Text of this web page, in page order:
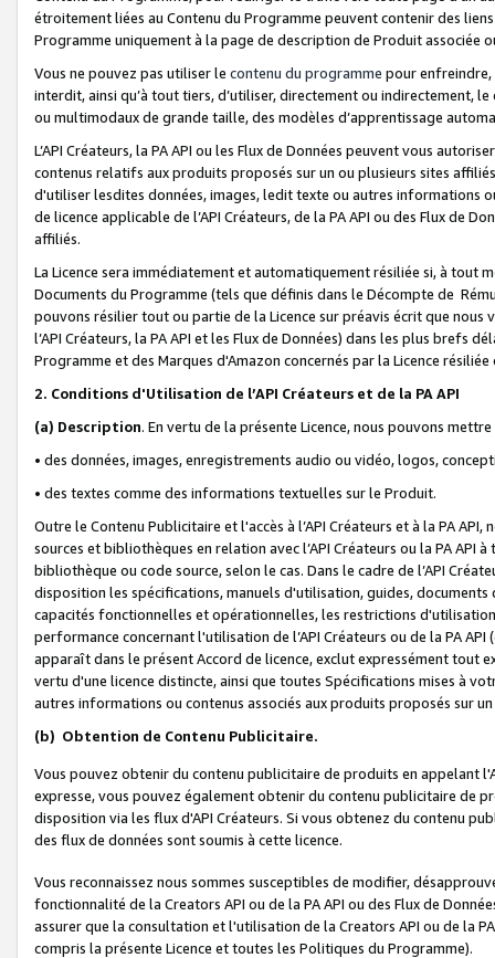
étroitement liées au Contenu du Programme peuvent contenir des
Programme uniquement à la page de description de Produit associée
Vous ne pouvez pas utiliser le contenu du programme pour
interdit, ainsi qu’à tout tiers, d’utiliser, directement ou indirectement,
ou multimodaux de grande taille, des modèles d’apprentissage
L’API Créateurs, la PA API ou les Flux de Données peuvent vous
contenus relatifs aux produits proposés sur un ou plusieurs sites
d'utiliser lesdites données, images, ledit texte ou autres informations
de licence applicable de l’API Créateurs, de la PA API ou des Flux de
affiliés.
La Licence sera immédiatement et automatiquement résiliée si, à
Documents du Programme (tels que définis dans le Décompte de
pouvons résilier tout ou partie de la Licence sur préavis écrit que
l’API Créateurs, la PA API et les Flux de Données) dans les plus
Programme et des Marques d'Amazon concernés par la Licence
2. Conditions d'Utilisation de l’API Créateurs et de la PA API
(a) Description. En vertu de la présente Licence, nous pouvons
• des données, images, enregistrements audio ou vidéo, logos,
• des textes comme des informations textuelles sur le Produit.
Outre le Contenu Publicitaire et l'accès à l’API Créateurs et à la PA
sources et bibliothèques en relation avec l’API Créateurs ou la PA
bibliothèque ou code source, selon le cas. Dans le cadre de l’API
disposition les spécifications, manuels d'utilisation, guides,
capacités fonctionnelles et opérationnelles, les restrictions
performance concernant l'utilisation de l’API Créateurs ou de la PA
apparaît dans le présent Accord de licence, exclut expressément tout
vertu d'une licence distincte, ainsi que toutes Spécifications mises à
autres informations ou contenus associés aux produits proposés sur
(b) Obtention de Contenu Publicitaire.
Vous pouvez obtenir du contenu publicitaire de produits en appelant
expresse, vous pouvez également obtenir du contenu publicitaire de
disposition via les flux d'API Créateurs. Si vous obtenez du contenu
des flux de données sont soumis à cette licence.
Vous reconnaissez nous sommes susceptibles de modifier,
fonctionnalité de la Creators API ou de la PA API ou des Flux de
assurer que la consultation et l'utilisation de la Creators API ou de la
compris la présente Licence et toutes les Politiques du Programme).